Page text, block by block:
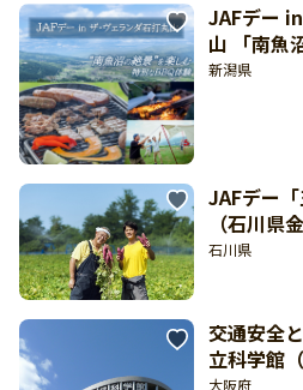
JAFデー
山 「南魚
なBBQ体
新潟県
JAFデー「
（石川県
催）【東
石川県
交通安全
立科学館
大阪府